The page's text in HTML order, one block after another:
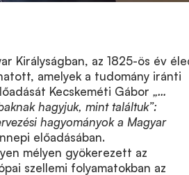
Királyságban, az 1825-ös év
amelyek a tudomány iránti
Kecskeméti Gábor „…
hagyjuk, mint találtuk”:
hagyományok a Magyar
előadásában.
mélyen gyökerezett az
szellemi folyamatokban az